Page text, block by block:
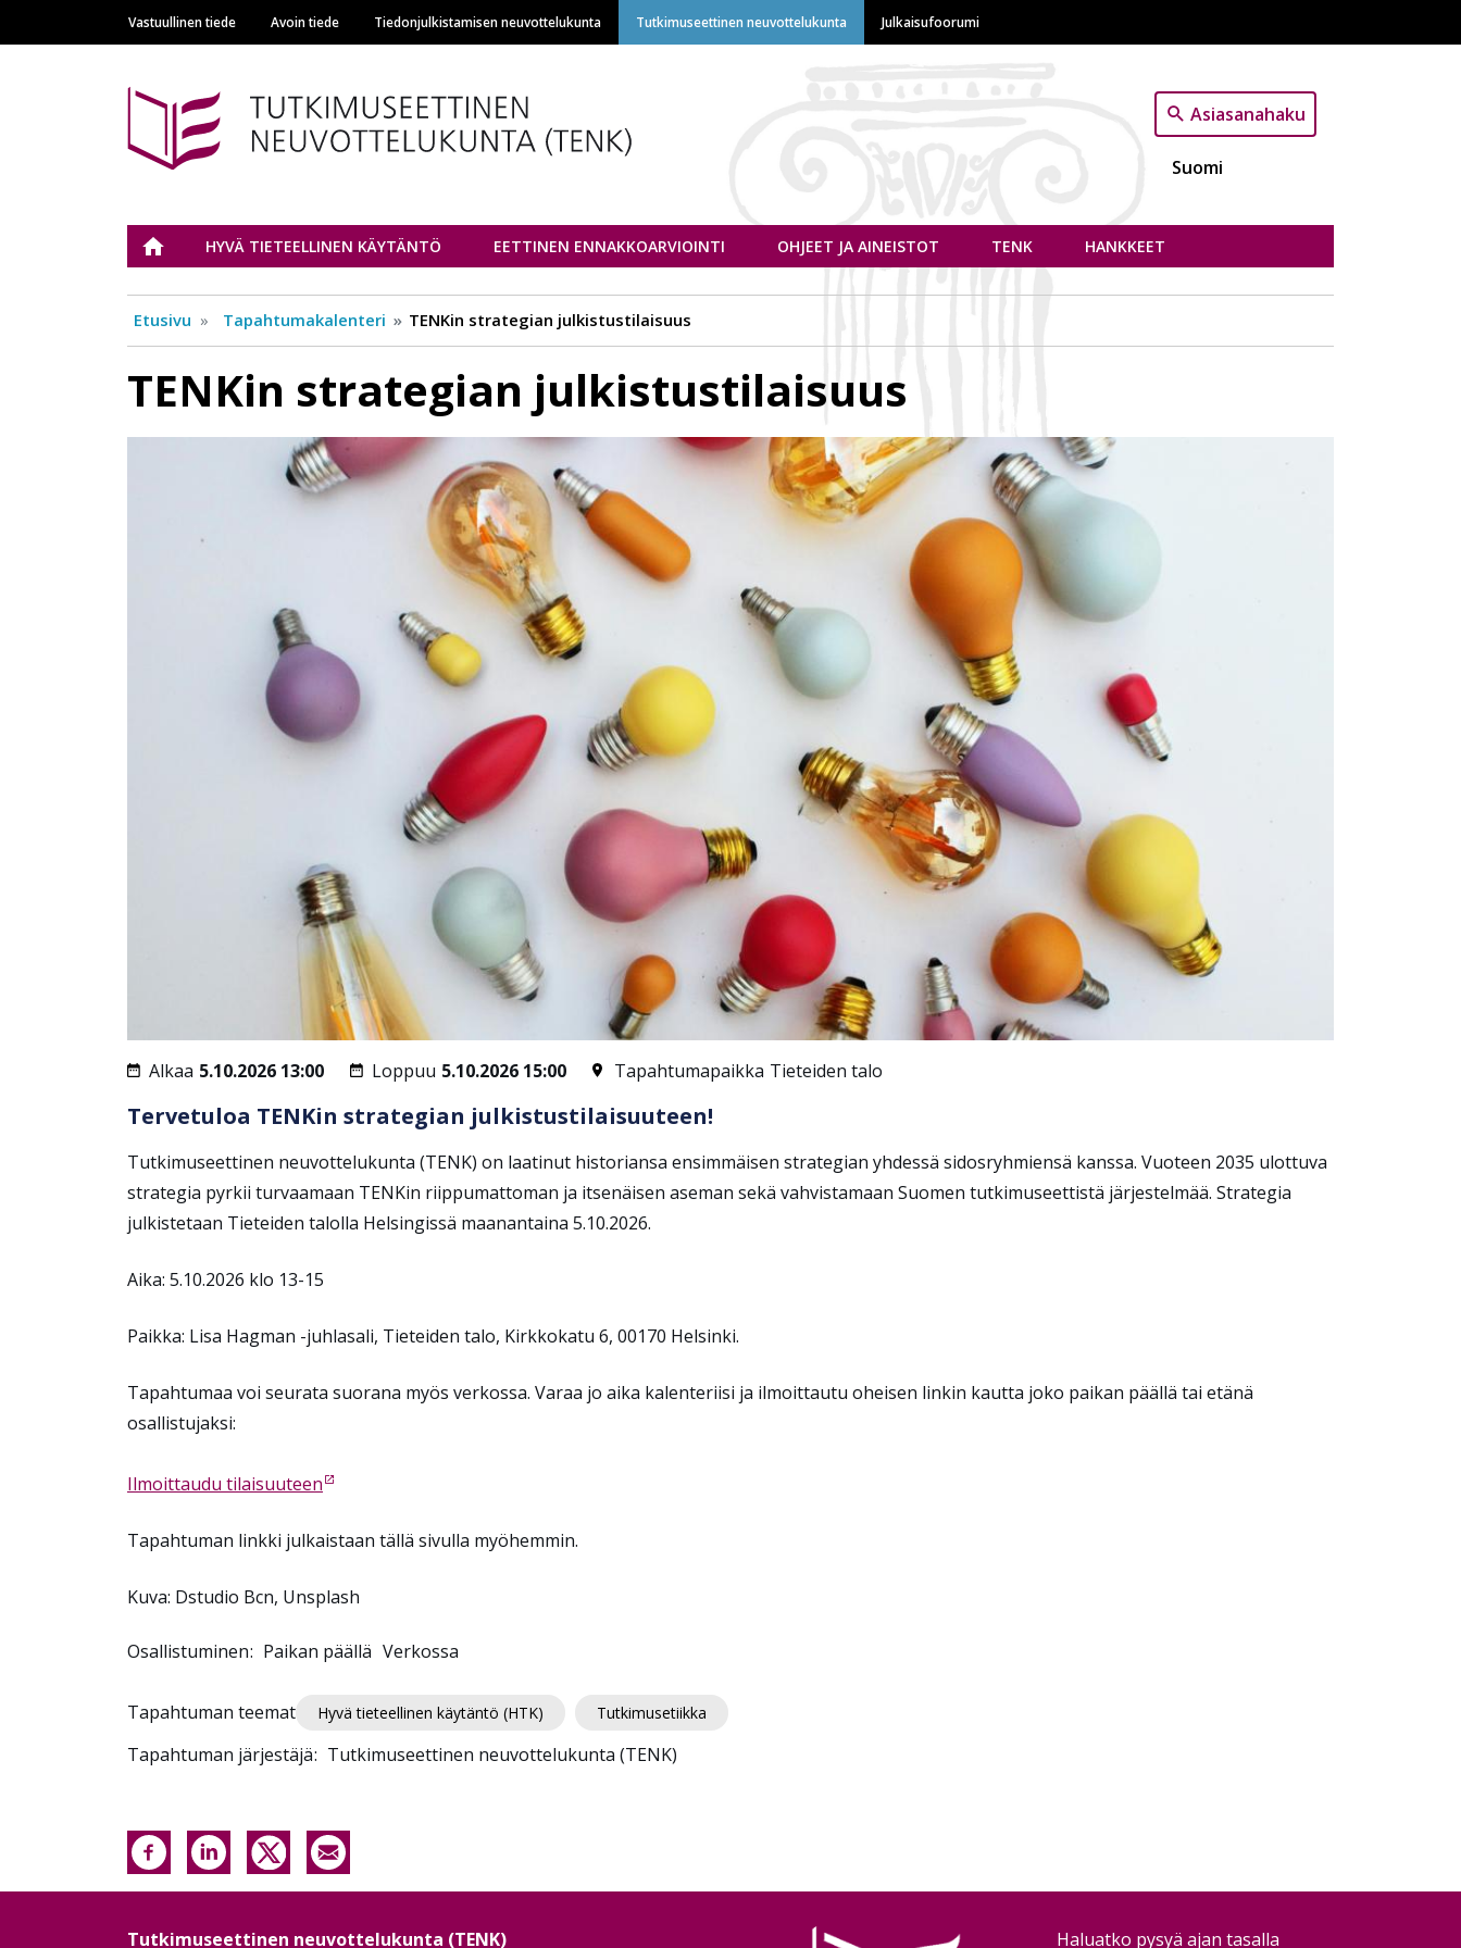
Hyppää
pääsisältöön
Main navigation
Vastuullinen tiede Avoin tiede Tiedonjulkistamisen neuvottelukunta Tutkimuseettinen neuvottelukunta Julkaisufoorumi
Asiasanahaku
Suomi
Tutkimuseettinen neuvottelukunta
ETUSIVUHYVÄ TIETEELLINEN KÄYTÄNTÖ EETTINEN ENNAKKOARVIOINTI OHJEET JA AINEISTOT TENK HANKKEET
Etusivu Tapahtumakalenteri TENKin strategian julkistustilaisuus
TENKin strategian julkistustilaisuus
Alkaa 5.10.2026 13:00 Loppuu 5.10.2026 15:00 Tapahtumapaikka Tieteiden talo
Tervetuloa TENKin strategian julkistustilaisuuteen!
Tutkimuseettinen neuvottelukunta (TENK) on laatinut historiansa ensimmäisen strategian yhdessä sidosryhmiensä kanssa. Vuoteen 2035 ulottuva
strategia pyrkii turvaamaan TENKin riippumattoman ja itsenäisen aseman sekä vahvistamaan Suomen tutkimuseettistä järjestelmää. Strategia
julkistetaan Tieteiden talolla Helsingissä maanantaina 5.10.2026.
Aika: 5.10.2026 klo 13-15
Paikka: Lisa Hagman -juhlasali, Tieteiden talo, Kirkkokatu 6, 00170 Helsinki.
Tapahtumaa voi seurata suorana myös verkossa. Varaa jo aika kalenteriisi ja ilmoittautu oheisen linkin kautta joko paikan päällä tai etänä
osallistujaksi:
Ilmoittaudu tilaisuuteen
Tapahtuman linkki julkaistaan tällä sivulla myöhemmin.
Kuva: Dstudio Bcn, Unsplash
Osallistuminen Paikan päällä Verkossa
Tapahtuman teemat Hyvä tieteellinen käytäntö (HTK) Tutkimusetiikka
Tapahtuman järjestäjä Tutkimuseettinen neuvottelukunta (TENK)
Tutkimuseettinen neuvottelukunta (TENK) Haluatko pysyä ajan tasalla